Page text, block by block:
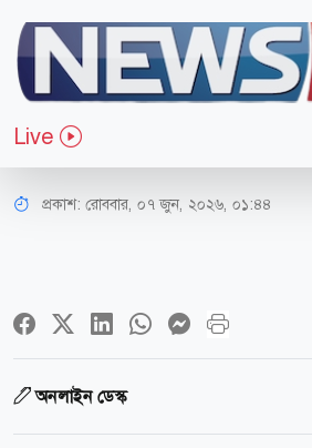
Live
আন্তর্জাতিক
আবারও তেহরান সফরে
স্বরাষ্ট্রমন্ত্রী
প্রকাশ: রোববার, ০৭ জুন, ২০২৬, ০১:৪৪
অনলাইন ডেস্ক